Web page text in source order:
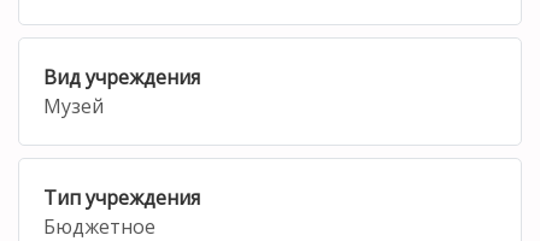
Вид учреждения
Музей
Тип учреждения
Бюджетное